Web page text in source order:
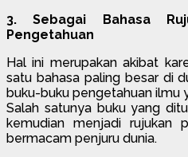
3. Sebagai Bahasa
Pengetahuan
Hal ini merupakan akibat
satu bahasa paling besar di
buku-buku pengetahuan ilmu
Salah satunya buku yang
kemudian menjadi rujukan
bermacam penjuru dunia.